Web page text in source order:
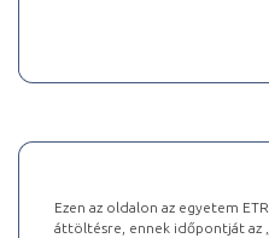
Ezen az oldalon az egyetem
áttöltésre, ennek időpontját az „